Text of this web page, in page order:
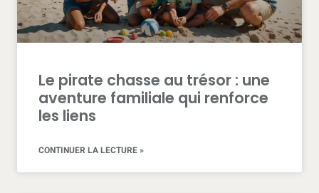
Le pirate chasse au trésor : une
aventure familiale qui renforce
les liens
CONTINUER LA LECTURE »